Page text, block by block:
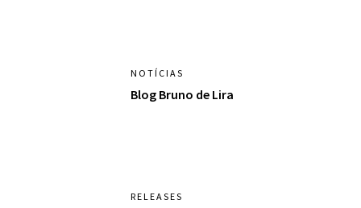
NOTÍCIAS
Blog Bruno de Lira
RELEASES